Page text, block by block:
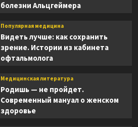
болезни Альцгеймера
Популярная медицина
Видеть лучше: как сохранить
зрение. Истории из кабинета
офтальмолога
Медицинская литература
Родишь — не пройдет.
Современный мануал о женском
здоровье